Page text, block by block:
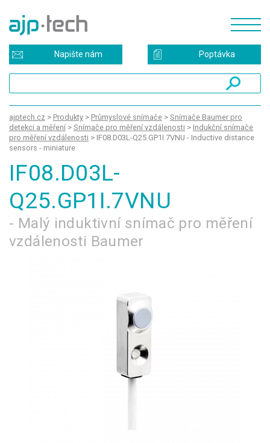
Poptávka
Napište nám
ajptech.cz > Produkty > Průmyslové snímače > Snímače Baumer pro
detekci a měření > Snímače pro měření vzdálenosti > Indukční snímače
pro měření vzdálenosti > IF08.D03L-Q25.GP1I.7VNU - Inductive distance
sensors - miniature
IF08.D03L-
Q25.GP1I.7VNU
- Malý induktivní snímač pro měření
vzdálenosti Baumer